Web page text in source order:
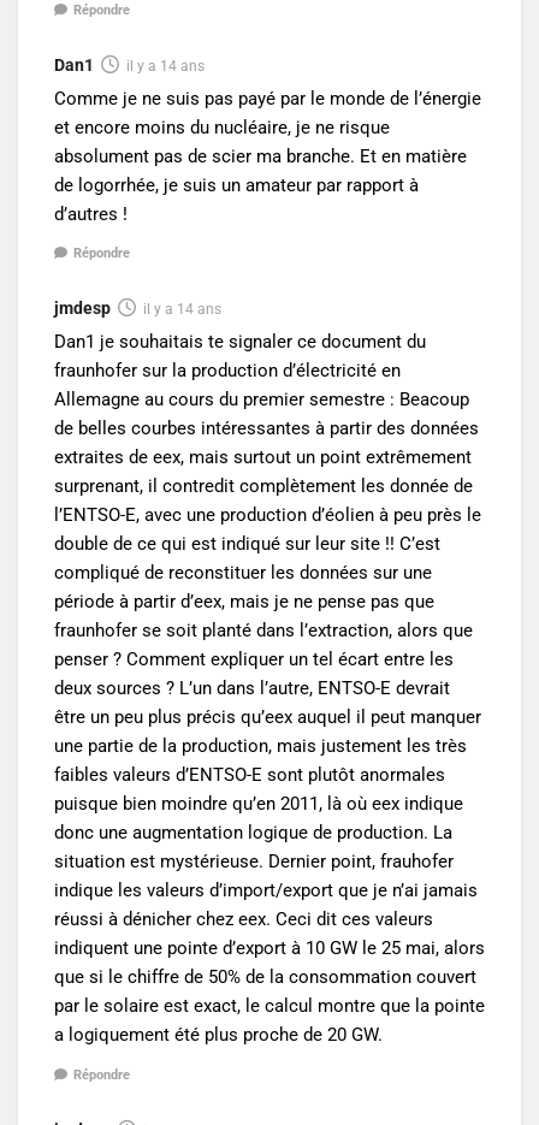
Répondre
Dan1 il y a 14 ans
Comme je ne suis pas payé par le monde de l’énergie
et encore moins du nucléaire, je ne risque
absolument pas de scier ma branche. Et en matière
de logorrhée, je suis un amateur par rapport à
d’autres !
Répondre
jmdesp il y a 14 ans
Dan1 je souhaitais te signaler ce document du
fraunhofer sur la production d’électricité en
Allemagne au cours du premier semestre : Beacoup
de belles courbes intéressantes à partir des données
extraites de eex, mais surtout un point extrêmement
surprenant, il contredit complètement les donnée de
l’ENTSO-E, avec une production d’éolien à peu près le
double de ce qui est indiqué sur leur site !! C’est
compliqué de reconstituer les données sur une
période à partir d’eex, mais je ne pense pas que
fraunhofer se soit planté dans l’extraction, alors que
penser ? Comment expliquer un tel écart entre les
deux sources ? L’un dans l’autre, ENTSO-E devrait
être un peu plus précis qu’eex auquel il peut manquer
une partie de la production, mais justement les très
faibles valeurs d’ENTSO-E sont plutôt anormales
puisque bien moindre qu’en 2011, là où eex indique
donc une augmentation logique de production. La
situation est mystérieuse. Dernier point, frauhofer
indique les valeurs d’import/export que je n’ai jamais
réussi à dénicher chez eex. Ceci dit ces valeurs
indiquent une pointe d’export à 10 GW le 25 mai, alors
que si le chiffre de 50% de la consommation couvert
par le solaire est exact, le calcul montre que la pointe
a logiquement été plus proche de 20 GW.
Répondre